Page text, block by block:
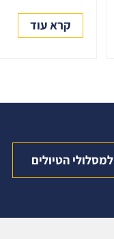
קרא עוד
למסלולי הטיולים